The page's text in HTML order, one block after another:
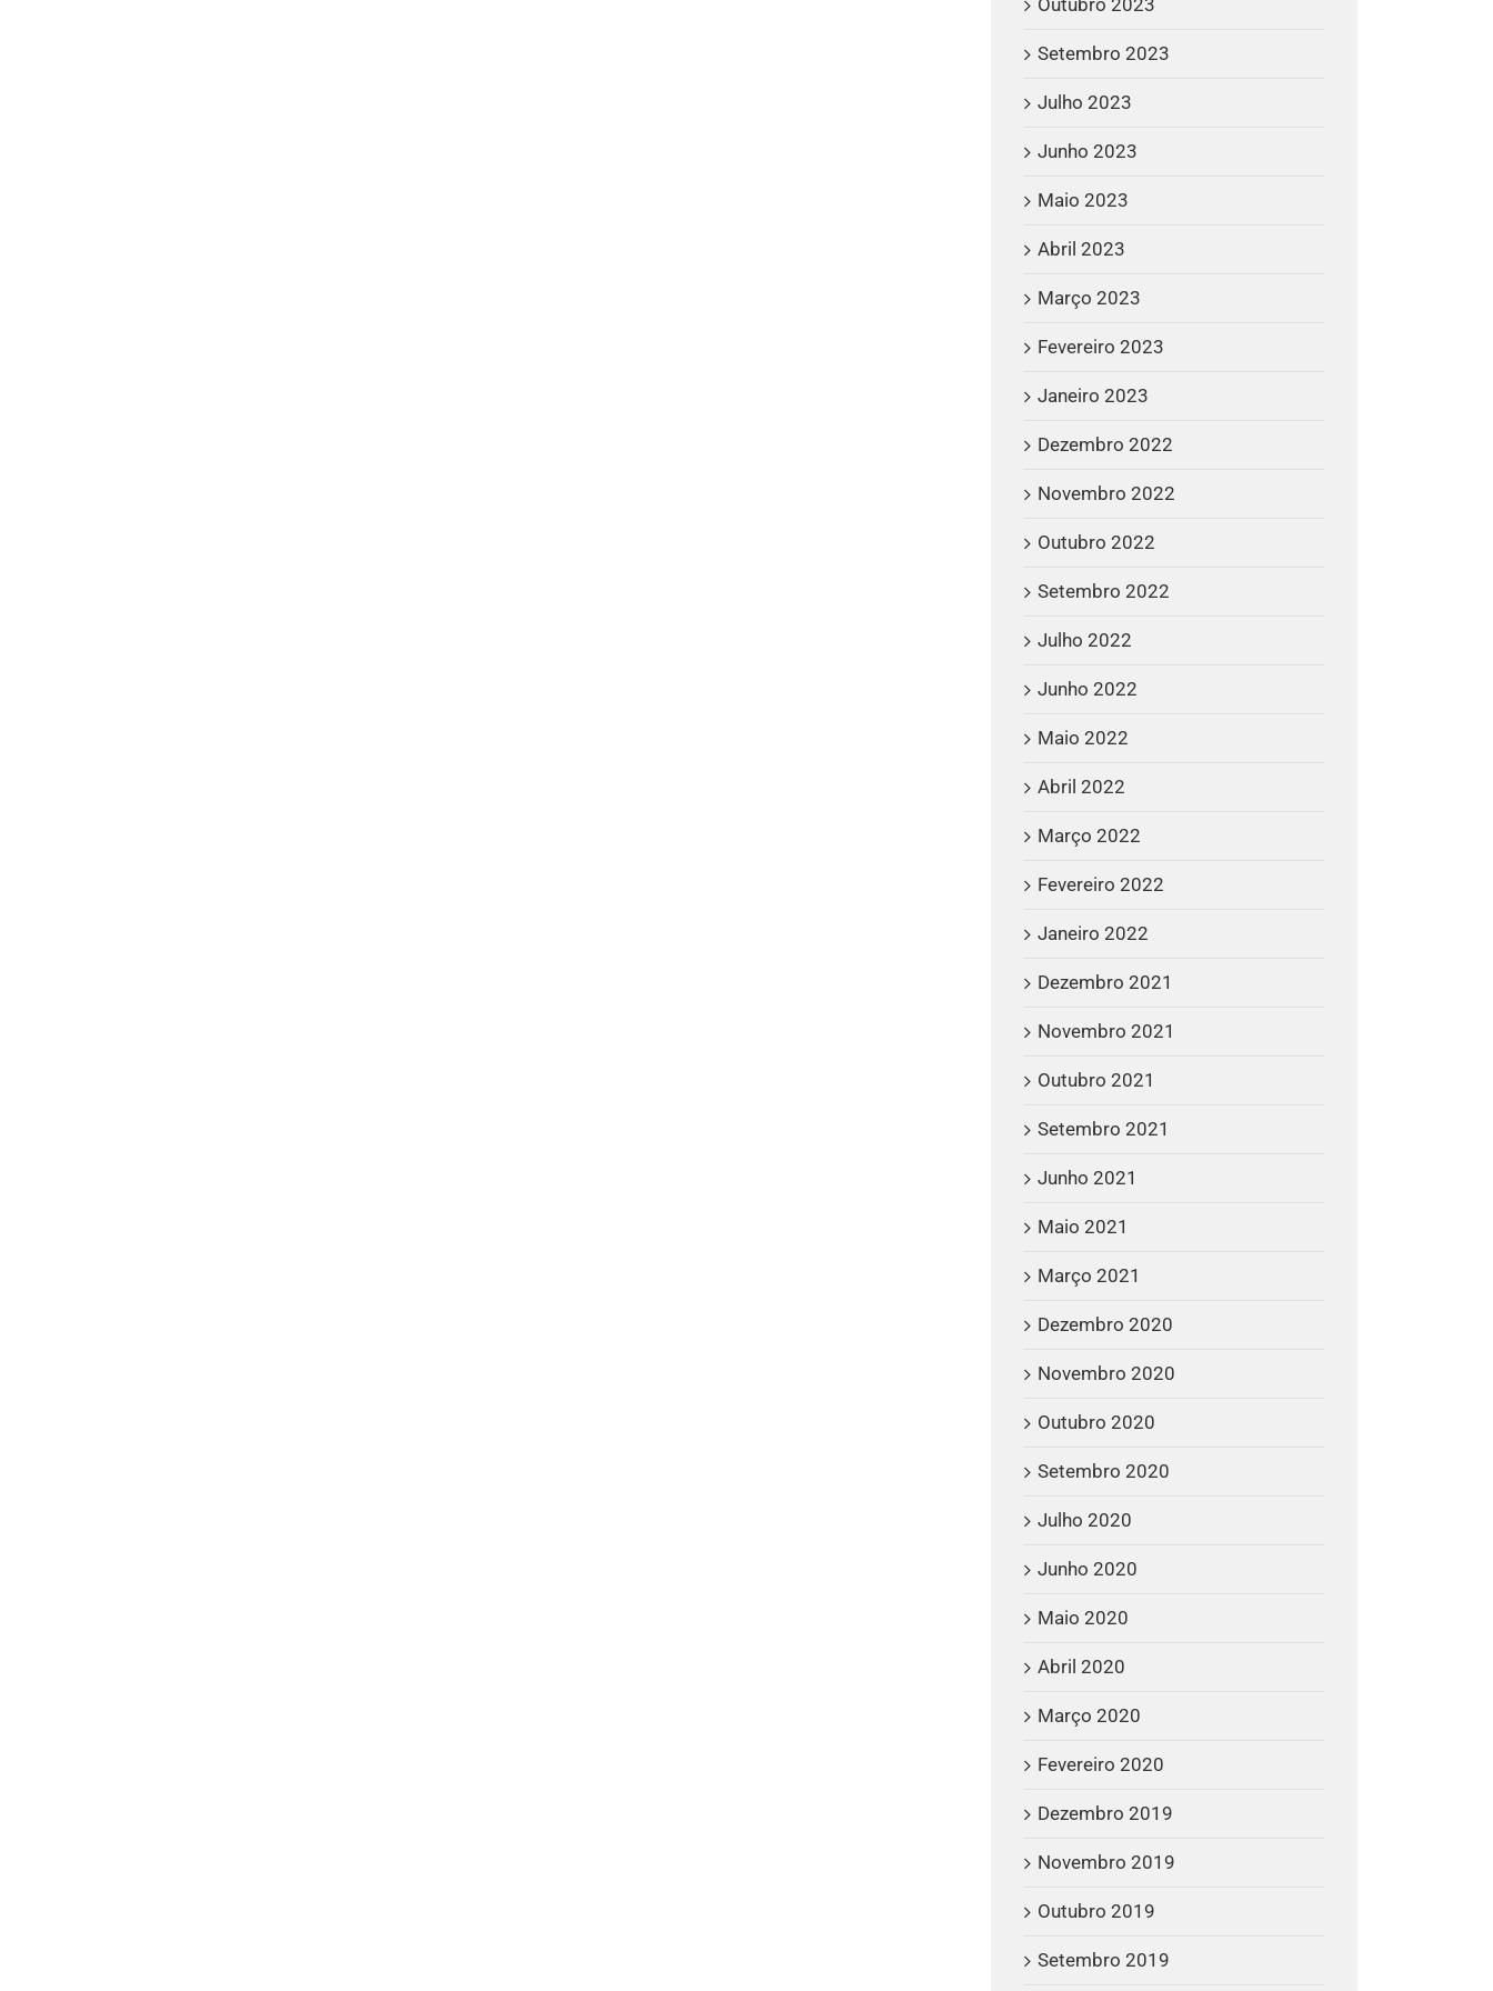
Setembro 2023
Julho 2023
Junho 2023
Maio 2023
Abril 2023
Março 2023
Fevereiro 2023
Janeiro 2023
Dezembro 2022
Novembro 2022
Outubro 2022
Setembro 2022
Julho 2022
Junho 2022
Maio 2022
Abril 2022
Março 2022
Fevereiro 2022
Janeiro 2022
Dezembro 2021
Novembro 2021
Outubro 2021
Setembro 2021
Junho 2021
Maio 2021
Março 2021
Dezembro 2020
Novembro 2020
Outubro 2020
Setembro 2020
Julho 2020
Junho 2020
Maio 2020
Abril 2020
Março 2020
Fevereiro 2020
Dezembro 2019
Novembro 2019
Outubro 2019
Setembro 2019